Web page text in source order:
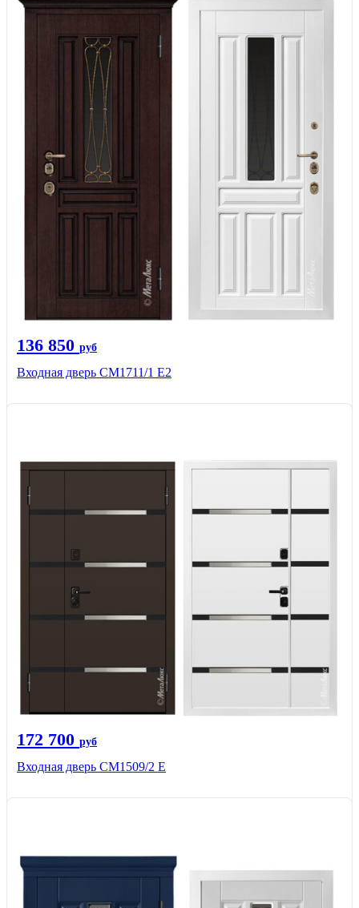
136 850 руб
Входная дверь CМ1711/1 Е2
172 700 руб
Входная дверь CМ1509/2 Е